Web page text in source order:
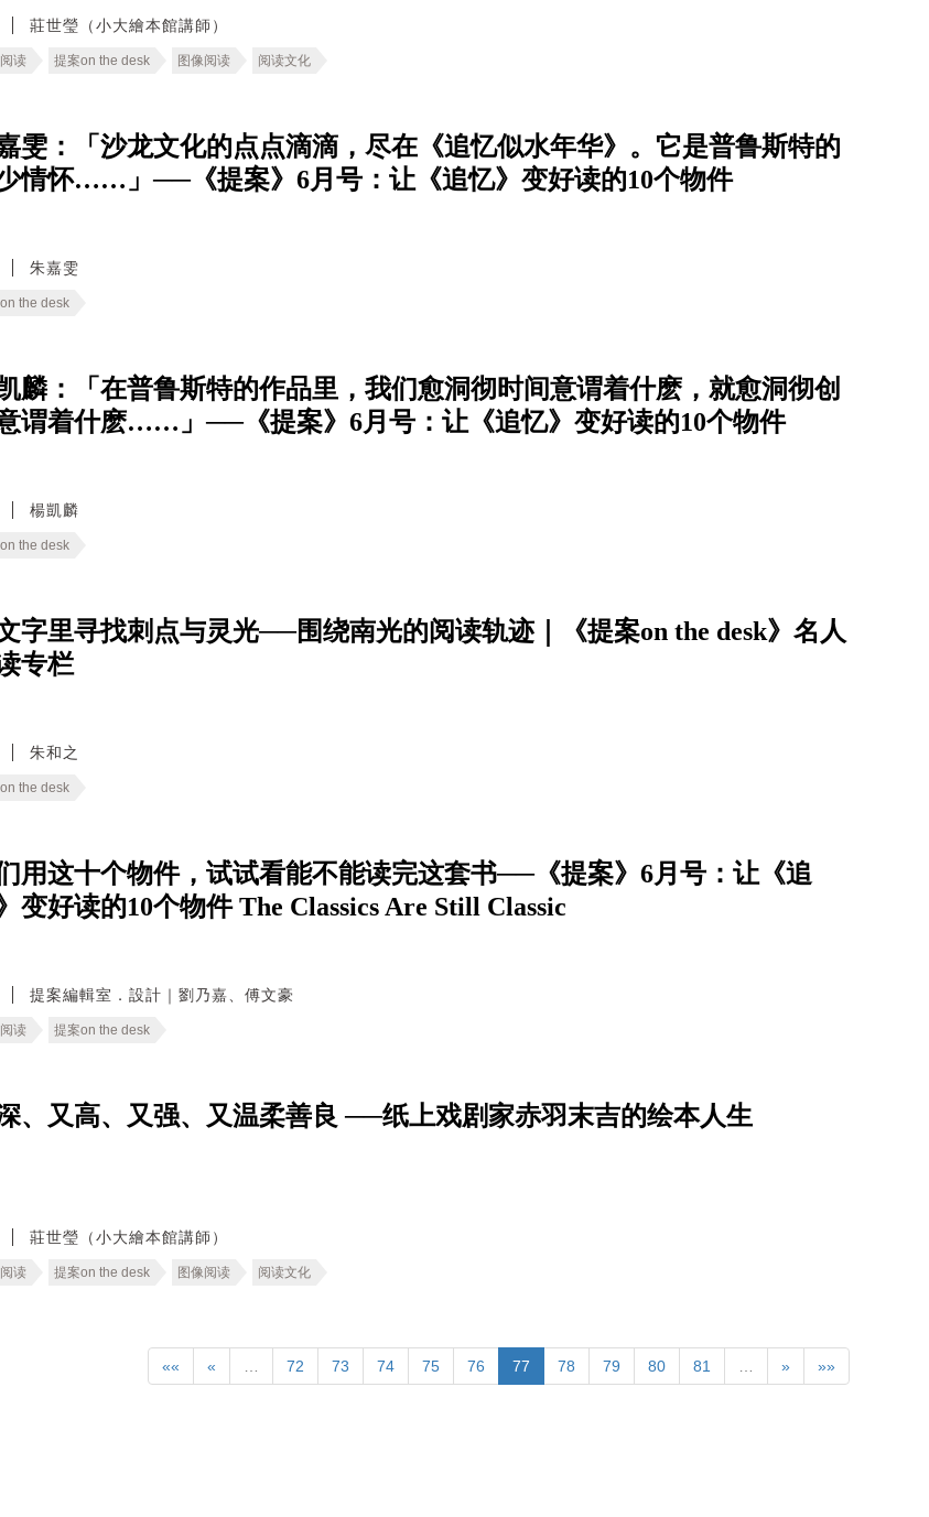
莊世瑩（小大繪本館講師）
读 提案on the desk 图像阅读 阅读文化
雯：「沙龙文化的点点滴滴，尽在《追忆似水年华》。它是普鲁斯特的
情怀……」──《提案》6月号：让《追忆》变好读的10个物件
朱嘉雯
the desk
麟：「在普鲁斯特的作品里，我们愈洞彻时间意谓着什麽，就愈洞彻创
谓着什麽……」──《提案》6月号：让《追忆》变好读的10个物件
楊凱麟
the desk
字里寻找刺点与灵光──围绕南光的阅读轨迹｜《提案on the desk》名人
专栏
朱和之
the desk
用这十个物件，试试看能不能读完这套书──《提案》6月号：让《追
变好读的10个物件 The Classics Are Still Classic
提案編輯室．設計｜劉乃嘉、傅文豪
读 提案on the desk
、又高、又强、又温柔善良 ──纸上戏剧家赤羽末吉的绘本人生
莊世瑩（小大繪本館講師）
读 提案on the desk 图像阅读 阅读文化
«« « … 72 73 74 75 76 77 78 79 80 81 … » »»